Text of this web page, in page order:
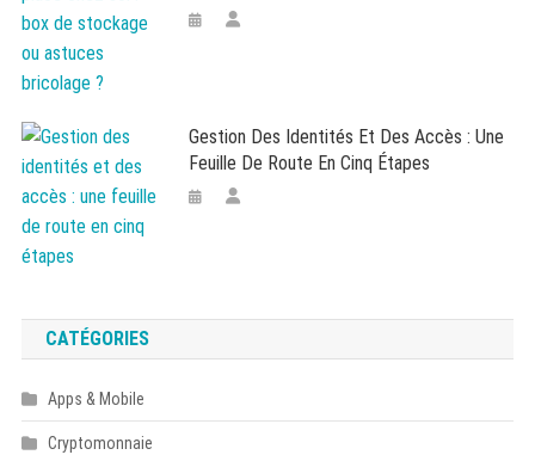
Gestion Des Identités Et Des Accès : Une
Feuille De Route En Cinq Étapes
CATÉGORIES
Apps & Mobile
Cryptomonnaie